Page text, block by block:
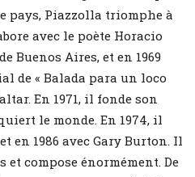
pays, Piazzolla triomphe à
avec le poète Horacio
Buenos Aires, et en 1969
de « Balada para un loco
En 1971, il fonde son
le monde. En 1974, il
en 1986 avec Gary Burton. Il
compose énormément. De